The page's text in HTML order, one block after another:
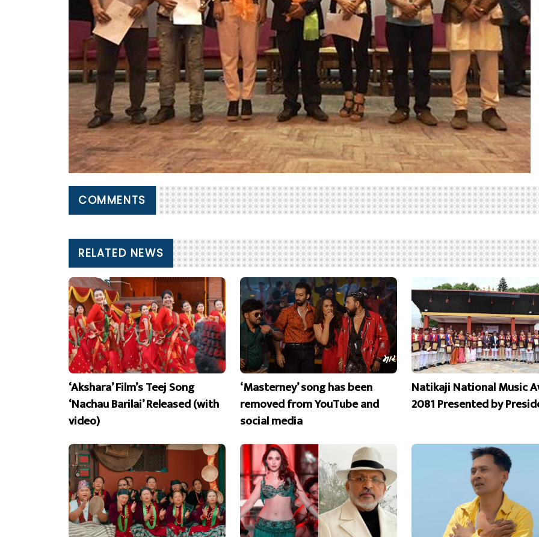
COMMENTS
RELATED NEWS
‘Akshara’ Film’s Teej Song
‘Nachau Barilai’ Released (with
video)
‘Masterney’ song has been
removed from YouTube and
social media
Natikaji National Music
2081 Presented by